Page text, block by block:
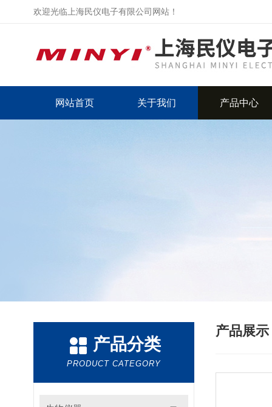
欢迎光临上海民仪电子有限公司网站！
网站首页 关于我们 产品中心
产品分类
PRODUCT CATEGORY
产品展示